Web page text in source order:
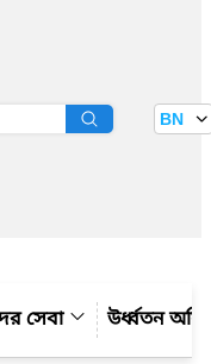
BN
সেবা উর্ধ্বতন